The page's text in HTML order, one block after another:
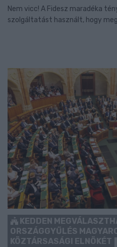
Nem vicc! A Fidesz maradéka
szolgáltatást használt, hogy
KEDDEN
ORSZÁGGYŰLÉS
KÖZTÁRSASÁGI ELNÖKÉT